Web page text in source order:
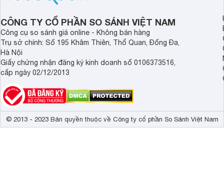
Lọc sạch không khí
Quạt hơi nước Boss S102với khả năng làm sạch
nên sach khuẩn, trong lành.
CÔNG TY CỔ PHẦN SO SÁNH VIỆT NAM
Công cụ so sánh giá online - Không bán hàng
Trụ sở chính: Số 195 Khâm Thiên, Thổ Quan, Đống Đa,
Hà Nội
Giấy chứng nhận đăng ký kinh doanh số 0106373516,
cấp ngày 02/12/2013
© 2013 - 2023 Bản quyền thuộc về Công ty cổ phần So Sánh Việt Nam